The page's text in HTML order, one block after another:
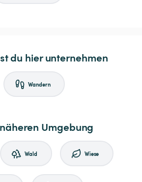
du hier unternehmen
Wandern
Umgebung
Wald Wiese